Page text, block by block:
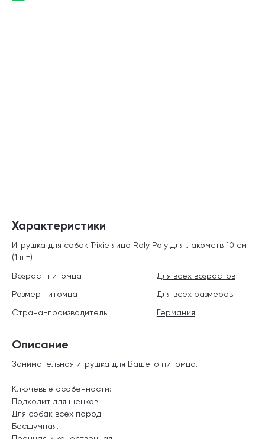
Описание
Занимательная игрушка для Вашего питомца.
Ключевые особенности:
Подходит для щенков.
Для собак всех пород.
Бесшумная.
Характеристики
Игрушка для собак Trixie яйцо Roly Poly для лакомств 10 см
(1 шт)
Возраст питомца
Для всех возрастов
Размер питомца
Для всех размеров
Страна-производитель
Германия